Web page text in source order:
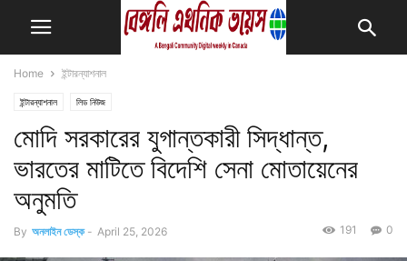
Home ইন্টারন্যাশনাল
ইন্টারন্যাশনাল লিড নিউজ
মোদি সরকারের যুগান্তকারী সিদ্ধান্ত,
ভারতের মাটিতে বিদেশি সেনা মোতায়েনের
অনুমতি
By অনলাইন ডেস্ক - April 25, 2026 0
191